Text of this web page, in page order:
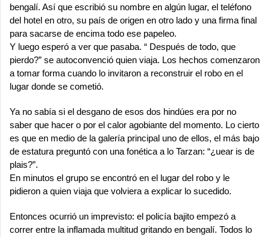
bengalí. Así que escribió su nombre en algún lugar, el teléfono
del hotel en otro, su país de origen en otro lado y una firma final
para sacarse de encima todo ese papeleo.
Y luego esperó a ver que pasaba. “ Después de todo, que
pierdo?” se autoconvenció quien viaja. Los hechos comenzaron
a tomar forma cuando lo invitaron a reconstruir el robo en el
lugar donde se cometió.
Ya no sabía si el desgano de esos dos hindúes era por no
saber que hacer o por el calor agobiante del momento. Lo cierto
es que en medio de la galería principal uno de ellos, el más bajo
de estatura preguntó con una fonética a lo Tarzan: “¿uear is de
plais?”.
En minutos el grupo se encontró en el lugar del robo y le
pidieron a quien viaja que volviera a explicar lo sucedido.
Entonces ocurrió un imprevisto: el policía bajito empezó a
correr entre la inflamada multitud gritando en bengalí. Todos lo